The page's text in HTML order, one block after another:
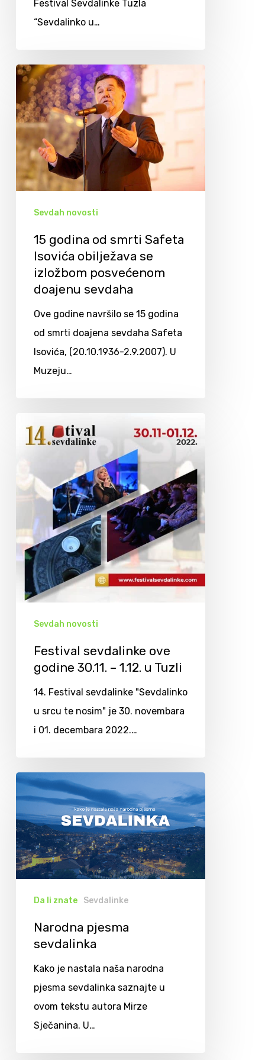
Festival Sevdalinke Tuzla
“Sevdalinko u…
Sevdah novosti
15 godina od smrti Safeta
Isovića obilježava se
izložbom posvećenom
doajenu sevdaha
Ove godine navršilo se 15 godina
od smrti doajena sevdaha Safeta
Isovića, (20.10.1936-2.9.2007). U
Muzeju…
Sevdah novosti
Festival sevdalinke ove
godine 30.11. – 1.12. u Tuzli
14. Festival sevdalinke "Sevdalinko
u srcu te nosim" je 30. novembara
i 01. decembara 2022.…
Da li znate Sevdalinke
Narodna pjesma
sevdalinka
Kako je nastala naša narodna
pjesma sevdalinka saznajte u
ovom tekstu autora Mirze
Sječanina. U…